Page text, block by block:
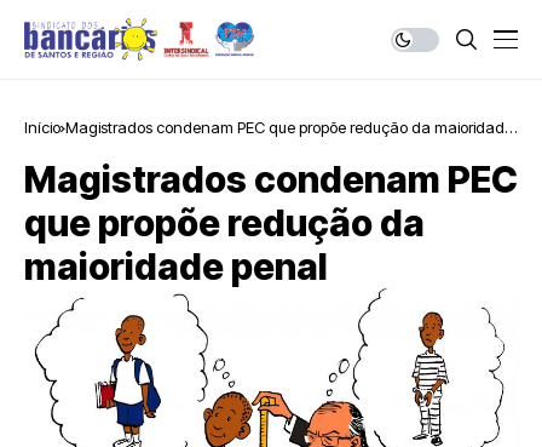
Início Magistrados condenam PEC que propõe redução da maioridade
Magistrados condenam PEC
que propõe redução da
maioridade penal